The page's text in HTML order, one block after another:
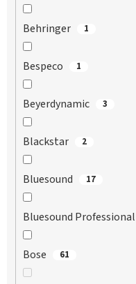
Behringer 1
Bespeco 1
Beyerdynamic 3
Blackstar 2
Bluesound 17
Bluesound Professional
Bose 61